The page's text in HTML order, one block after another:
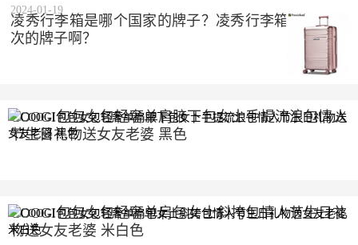
凌秀行李箱是哪个国家的牌子？凌秀行李箱是什么档
次的牌子啊？
2024-01-19
COOGI包包女包轻奢单肩腋下包女士手提流浪包情人
节生日礼物送女友老婆 黑色
COOGI包包女包轻奢单肩包女士斜挎包情人节生日礼
物送女友老婆 米白色